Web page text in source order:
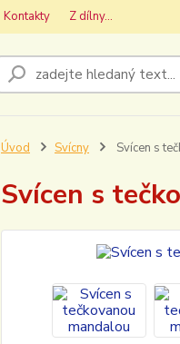
Kontakty Z dílny...
Úvod Svícny Svícen s
Svícen s